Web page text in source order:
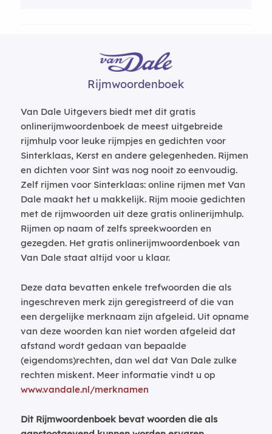
Rijmwoordenboek
Van Dale Uitgevers biedt met dit gratis
onlinerijmwoordenboek de meest uitgebreide
rijmhulp voor leuke rijmpjes en gedichten voor
Sinterklaas, Kerst en andere gelegenheden. Rijmen
en dichten voor Sint was nog nooit zo eenvoudig.
Zelf rijmen voor Sinterklaas: online rijmen met Van
Dale maakt het u makkelijk. Rijm mooie gedichten
met de rijmwoorden uit deze gratis onlinerijmhulp.
Rijmen op naam of zelfs spreekwoorden en
gezegden. Het gratis onlinerijmwoordenboek van
Van Dale staat altijd voor u klaar.
Deze data bevatten enkele trefwoorden die als
ingeschreven merk zijn geregistreerd of die van
een dergelijke merknaam zijn afgeleid. Uit opname
van deze woorden kan niet worden afgeleid dat
afstand wordt gedaan van bepaalde
(eigendoms)rechten, dan wel dat Van Dale zulke
rechten miskent. Meer informatie vindt u op
www.vandale.nl/merknamen
Dit Rijmwoordenboek bevat woorden die als